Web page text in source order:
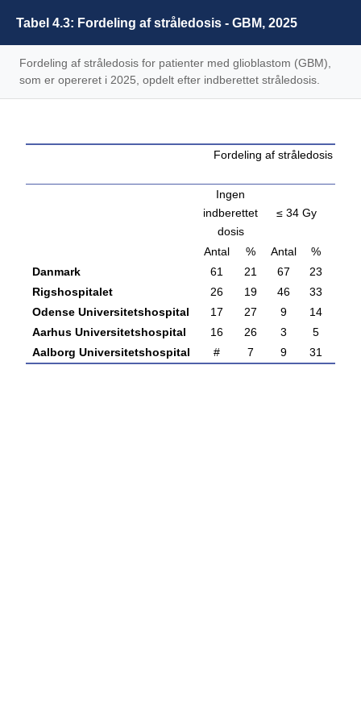
Tabel 4.3: Fordeling af stråledosis - GBM, 2025
Fordeling af stråledosis for patienter med glioblastom (GBM),
som er opereret i 2025, opdelt efter indberettet stråledosis.
Fordeling af stråledosis for
Ingen
indberettet
dosis
≤ 34 Gy
Antal % Antal %
Danmark
61 21 67 23
Rigshospitalet
26 19 46 33
Odense Universitetshospital
17 27 9 14
Aarhus Universitetshospital
16 26 3 5
Aalborg Universitetshospital
# 7 9 31